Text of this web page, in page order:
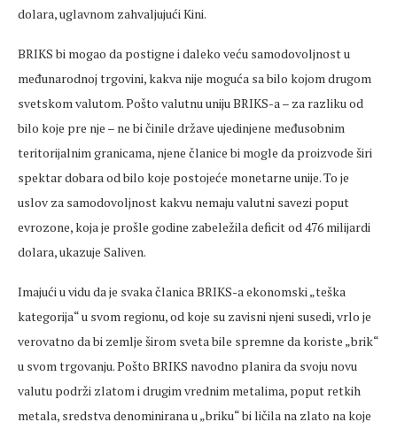
dolara, uglavnom zahvaljujući Kini.
BRIKS bi mogao da postigne i daleko veću samodovoljnost u
međunarodnoj trgovini, kakva nije moguća sa bilo kojom drugom
svetskom valutom. Pošto valutnu uniju BRIKS-a – za razliku od
bilo koje pre nje – ne bi činile države ujedinjene međusobnim
teritorijalnim granicama, njene članice bi mogle da proizvode širi
spektar dobara od bilo koje postojeće monetarne unije. To je
uslov za samodovoljnost kakvu nemaju valutni savezi poput
evrozone, koja je prošle godine zabeležila deficit od 476 milijardi
dolara, ukazuje Saliven.
Imajući u vidu da je svaka članica BRIKS-a ekonomski „teška
kategorija“ u svom regionu, od koje su zavisni njeni susedi, vrlo je
verovatno da bi zemlje širom sveta bile spremne da koriste „brik“
u svom trgovanju. Pošto BRIKS navodno planira da svoju novu
valutu podrži zlatom i drugim vrednim metalima, poput retkih
metala, sredstva denominirana u „briku“ bi ličila na zlato na koje